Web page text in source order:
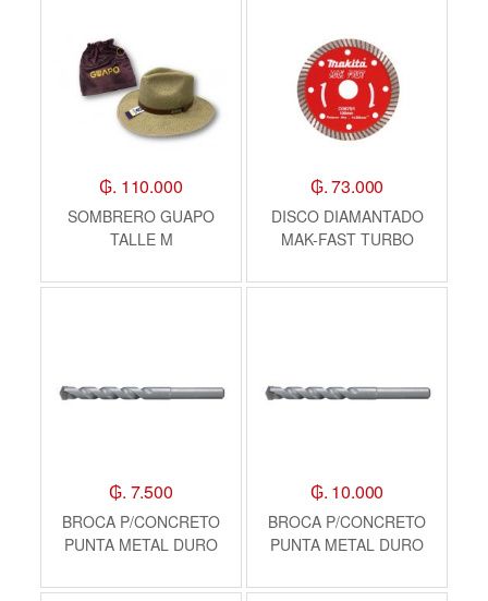
₲. 110.000
SOMBRERO GUAPO
TALLE M
₲. 73.000
DISCO DIAMANTADO
MAK-FAST TURBO
₲. 7.500
BROCA P/CONCRETO
PUNTA METAL DURO
₲. 10.000
BROCA P/CONCRETO
PUNTA METAL DURO